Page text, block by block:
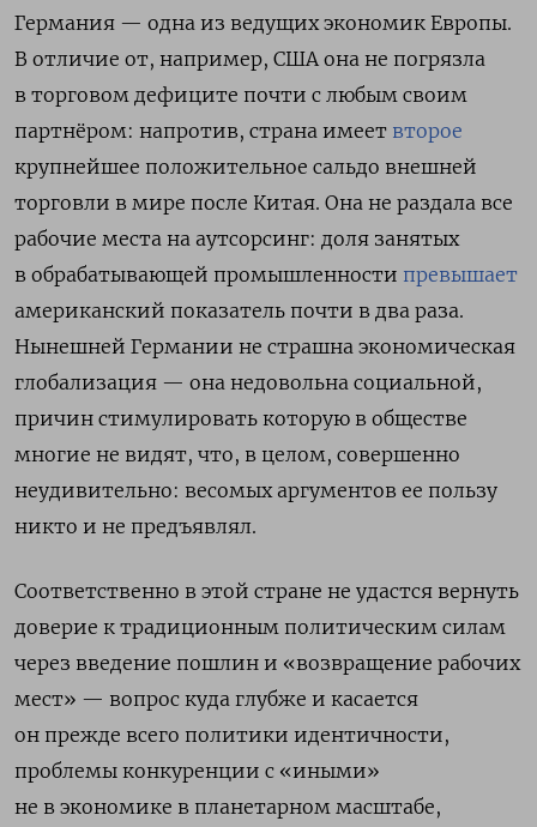
Германия — одна из ведущих экономик Европы.
В отличие от, например, США она не погрязла
в торговом дефиците почти с любым своим
партнёром: напротив, страна имеет второе
крупнейшее положительное сальдо внешней
торговли в мире после Китая. Она не раздала все
рабочие места на аутсорсинг: доля занятых
в обрабатывающей промышленности превышает
американский показатель почти в два раза.
Нынешней Германии не страшна экономическая
глобализация — она недовольна социальной,
причин стимулировать которую в обществе
многие не видят, что, в целом, совершенно
неудивительно: весомых аргументов ее пользу
никто и не предъявлял.
Соответственно в этой стране не удастся вернуть
доверие к традиционным политическим силам
через введение пошлин и «возвращение рабочих
мест» — вопрос куда глубже и касается
он прежде всего политики идентичности,
проблемы конкуренции с «иными»
не в экономике в планетарном масштабе,